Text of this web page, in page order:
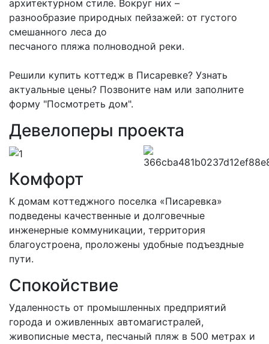
архитектурном стиле. Вокруг них –
разнообразие природных пейзажей: от густого
смешанного леса до
песчаного пляжа полноводной реки.
Решили купить коттедж в Писаревке? Узнать
актуальные цены? Позвоните нам или заполните
форму "Посмотреть дом".
Девелоперы проекта
Комфорт
К домам коттеджного поселка «Писаревка»
подведены качественные и долговечные
инженерные коммуникации, территория
благоустроена, проложены удобные подъездные
пути.
Спокойствие
Удаленность от промышленных предприятий
города и оживленных автомагистралей,
живописные места, песчаный пляж в 500 метрах и